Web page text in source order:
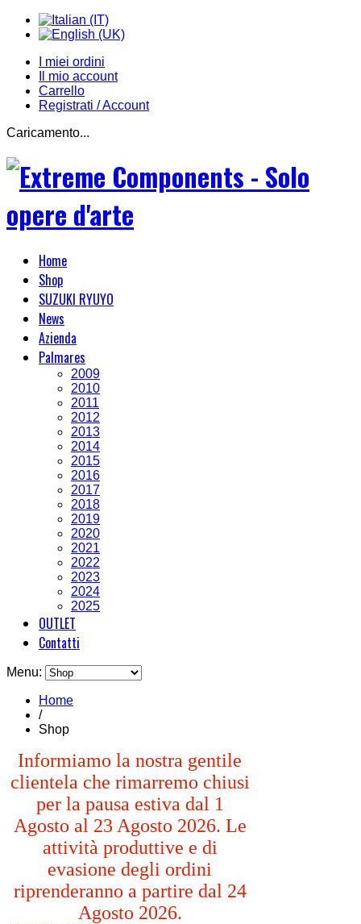
I miei ordini
Il mio account
Carrello
Registrati / Account
Caricamento...
Home
Shop
SUZUKI RYUYO
News
Azienda
Palmares
2009
2010
2011
2012
2013
2014
2015
2016
2017
2018
2019
2020
2021
2022
2023
2024
2025
OUTLET
Contatti
Menu:
Home
/
Shop
Informiamo la nostra gentile
clientela che rimarremo chiusi
per la pausa estiva dal 1
Agosto al 23 Agosto 2026. Le
attività produttive e di
evasione degli ordini
riprenderanno a partire dal 24
Agosto 2026.